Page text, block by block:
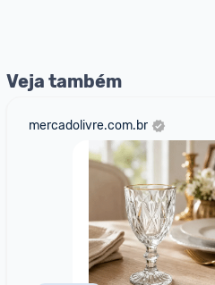
Veja também
mercadolivre.com.br